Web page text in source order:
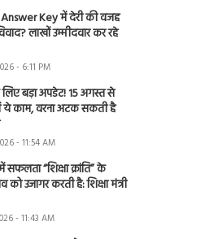
Key में देरी की वजह
लाखों उम्मीदवार कर रहे
- 6:11 PM
लिए बड़ा अपडेट! 15 अगस्त से
काम, वरना अटक सकती है
- 11:54 AM
सफलता “शिक्षा क्रांति” के
को उजागर करती है: शिक्षा मंत्री
- 11:43 AM